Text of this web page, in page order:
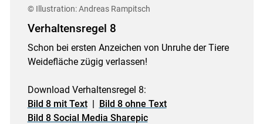
© Illustration: Andreas Rampitsch
Verhaltensregel 8
Schon bei ersten Anzeichen von Unruhe der Tiere
Weidefläche zügig verlassen!
Download Verhaltensregel 8:
Bild 8 mit Text| Bild 8 ohne Text
Bild 8 Social Media Sharepic